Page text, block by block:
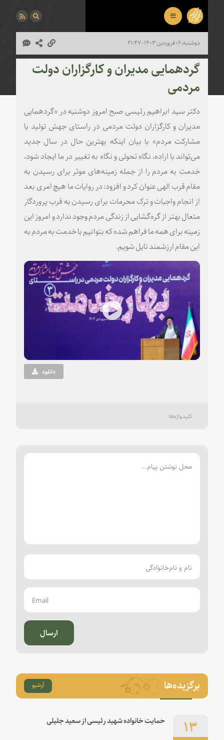
دوشنبه، ۰۶ فروردین ۱۴۰۳ - ۲۱:۴۷
گردهمایی مدیران و کارگزاران دولت
مردمی
دکتر سید ابراهیم رئیسی صبح امروز دوشنبه در «گردهمایی
مدیران و کارگزاران دولت مردمی در راستای جهش تولید با
مشارکت مردم» با بیان اینکه بهترین حال در سال جدید
می‌تواند با اراده، نگاه تحولی و نگاه به تغییر در ما ایجاد شود،‌
خدمت به مردم را از جمله زمینه‌های موثر برای رسیدن به
مقام قرب الهی عنوان کرد و افزود: در روایات ما هیچ امری بعد
از انجام واجبات و ترک محرمات برای رسیدن به قرب پروردگار
متعال بهتر از گره‌گشایی از زندگی مردم وجود ندارد و امروز این
زمینه برای همه ما فراهم شده که بتوانیم با خدمت به مردم به
این مقام ارزشمند نایل شویم.
Play
Video دانلود
ارسال
برگزیده‌ها آرشیو
۱۳ حمایت خانواده شهید رئیسی از سعید جلیلی